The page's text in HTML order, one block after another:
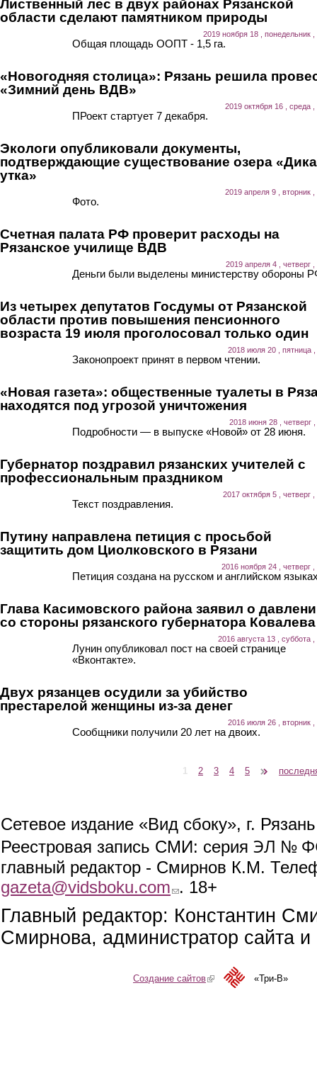
Лиственный лес в двух районах Рязанской
области сделают памятником природы
2019 ноября 18 , понедельник ,
Общая площадь ООПТ - 1,5 га.
«Новогодняя столица»: Рязань решила
«Зимний день ВДВ»
2019 октября 16 , среда ,
ПРоект стартует 7 декабря.
Экологи опубликовали документы,
подтверждающие существование озера
утка»
2019 апреля 9 , вторник ,
Фото.
Счетная палата РФ проверит расходы на
Рязанское училище ВДВ
2019 апреля 4 , четверг ,
Деньги были выделены министерству обороны
Из четырех депутатов Госдумы от Рязанской
области против повышения пенсионного
возраста 19 июля проголосовал только один
2018 июля 20 , пятница ,
Законопроект принят в первом чтении.
«Новая газета»: общественные туалеты в
находятся под угрозой уничтожения
2018 июня 28 , четверг ,
Подробности — в выпуске «Новой» от 28 июня.
Губернатор поздравил рязанских учителей с
профессиональным праздником
2017 октября 5 , четверг
Текст поздравления.
Путину направлена петиция с просьбой
защитить дом Циолковского в Рязани
2016 ноября 24 , четверг ,
Петиция создана на русском и английском
Глава Касимовского района заявил о
со стороны рязанского губернатора Ковалева
2016 августа 13 , суббота ,
Лунин опубликовал пост на своей странице
«Вконтакте».
Двух рязанцев осудили за убийство
престарелой женщины из-за денег
2016 июля 26 , вторник ,
Сообщники получили 20 лет на двоих.
1 2 3 4 5
Сетевое издание «Вид сбоку», г.
Реестровая запись СМИ: серия ЭЛ №
главный редактор - Смирнов К.М.
gazeta@vidsboku.com (link sends e-mail)
. 18+
Главный редактор: Константин
Смирнова, администратор сайта
Создание сайтов(link is external)«Три-В»